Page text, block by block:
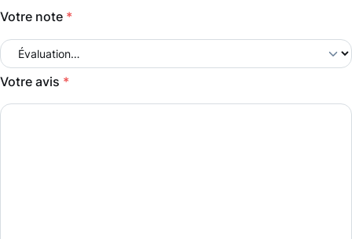
Votre note *
Votre avis *